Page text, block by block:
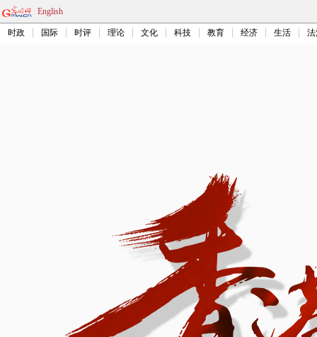
English
时政 国际 时评 理论 文化 科技 教育 经济 生活